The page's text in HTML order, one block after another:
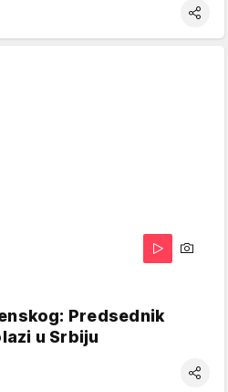
Predsednik
u Srbiju